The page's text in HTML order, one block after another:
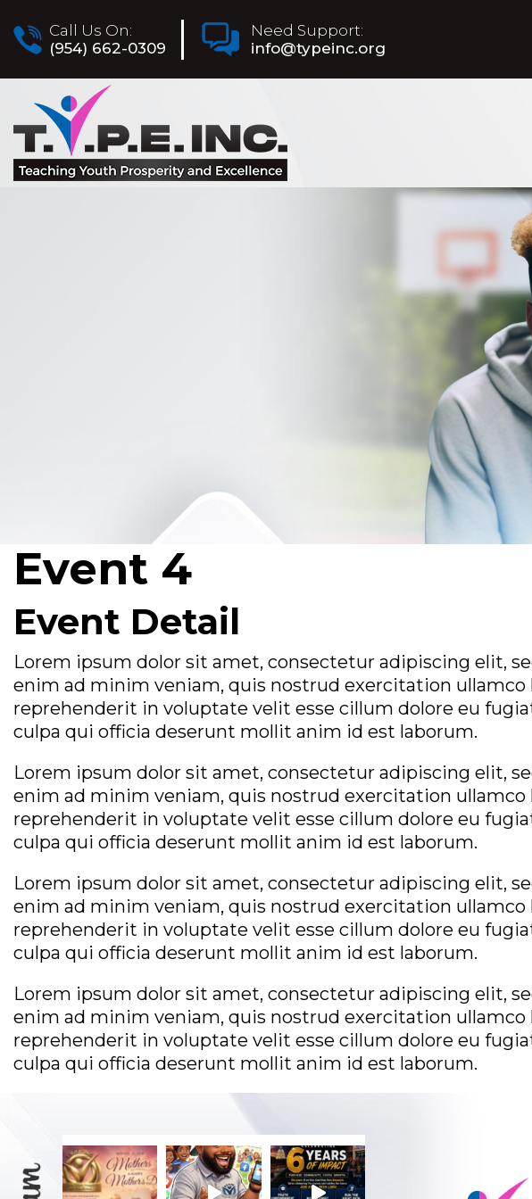
Call Us On:
(954) 662-0309
Need Support:
info@typeinc.org
Event 4
Event Detail
Lorem ipsum dolor sit amet, consectetur adipiscing elit,
enim ad minim veniam, quis nostrud exercitation
reprehenderit in voluptate velit esse cillum dolore eu
culpa qui officia deserunt mollit anim id est laborum.
Lorem ipsum dolor sit amet, consectetur adipiscing elit,
enim ad minim veniam, quis nostrud exercitation
reprehenderit in voluptate velit esse cillum dolore eu
culpa qui officia deserunt mollit anim id est laborum.
Lorem ipsum dolor sit amet, consectetur adipiscing elit,
enim ad minim veniam, quis nostrud exercitation
reprehenderit in voluptate velit esse cillum dolore eu
culpa qui officia deserunt mollit anim id est laborum.
Lorem ipsum dolor sit amet, consectetur adipiscing elit,
enim ad minim veniam, quis nostrud exercitation
reprehenderit in voluptate velit esse cillum dolore eu
culpa qui officia deserunt mollit anim id est laborum.